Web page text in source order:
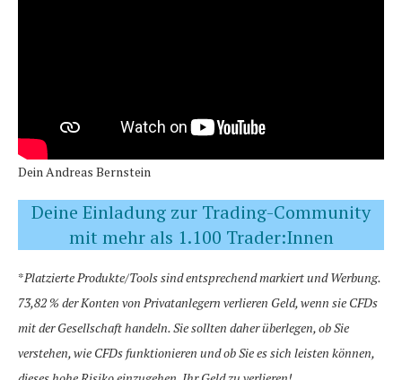
Dein Andreas Bernstein
Deine Einladung zur Trading-Community
mit mehr als 1.100 Trader:Innen
*Platzierte Produkte/Tools sind entsprechend markiert und Werbung.
73,82 % der Konten von Privatanlegern verlieren Geld, wenn sie CFDs
mit der Gesellschaft handeln. Sie sollten daher überlegen, ob Sie
verstehen, wie CFDs funktionieren und ob Sie es sich leisten können,